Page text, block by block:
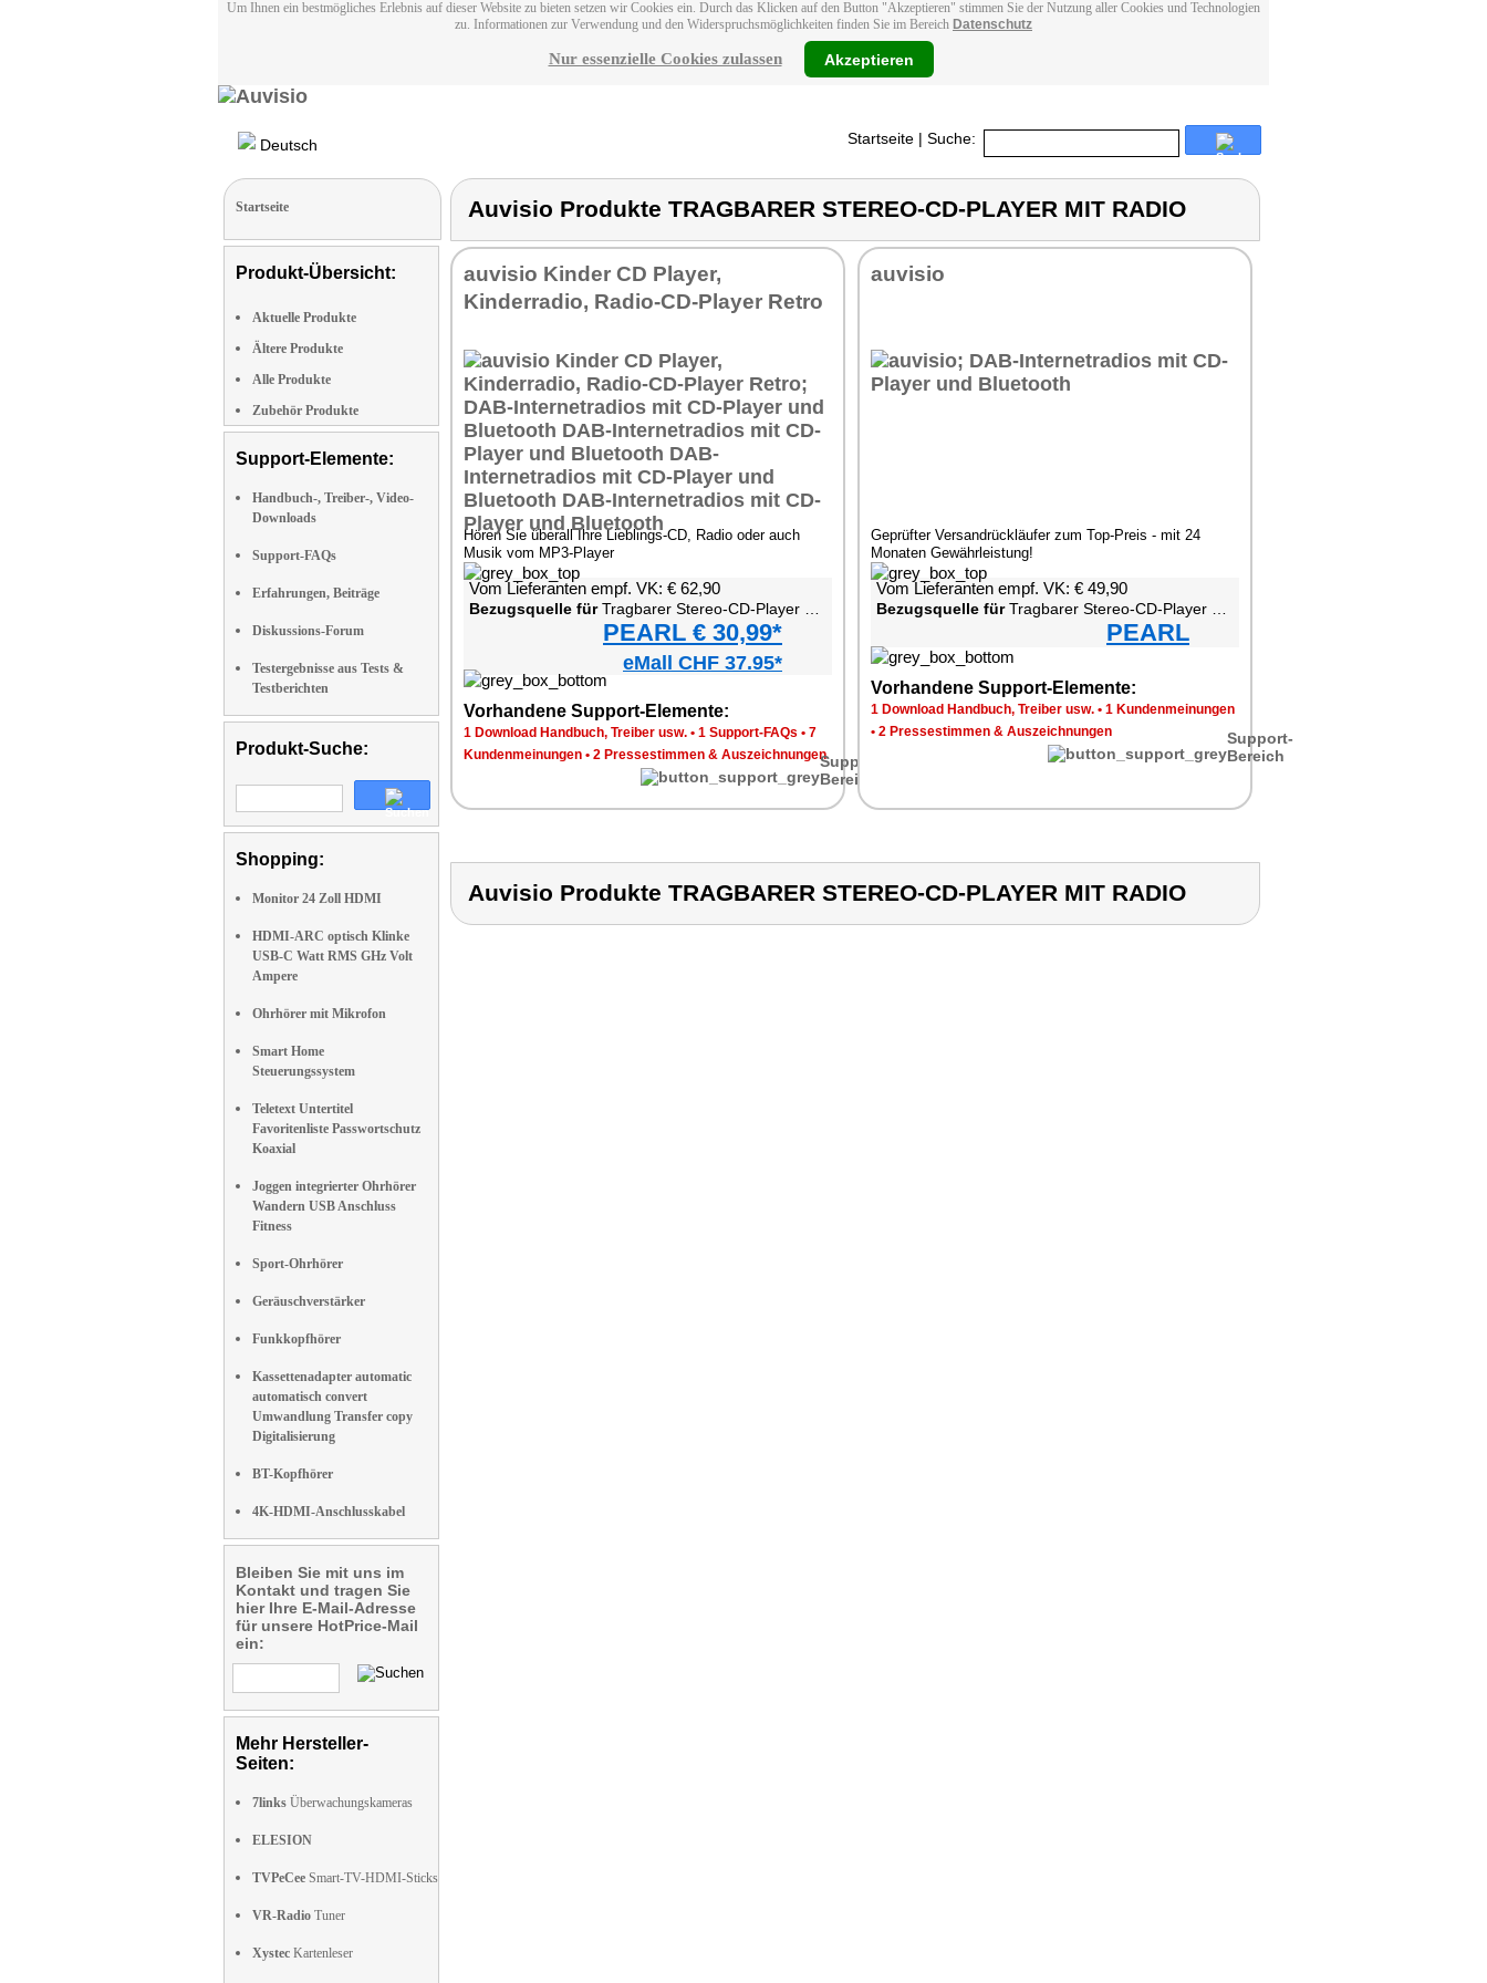
Um Ihnen ein bestmögliches Erlebnis auf dieser Website zu bieten setzen wir Cookies ein. Durch das Klicken auf den Button "Akzeptieren" stimmen Sie der Nutzung aller Cookies und Technologien
zu. Informationen zur Verwendung und den Widerspruchsmöglichkeiten finden Sie im Bereich Datenschutz
Nur essenzielle Cookies zulassen Akzeptieren
Deutsch Startseite | Suche:
Startseite
Produkt-Übersicht:
Aktuelle Produkte
Ältere Produkte
Alle Produkte
Zubehör Produkte
Support-Elemente:
Handbuch-, Treiber-, Video-
Downloads
Support-FAQs
Erfahrungen, Beiträge
Diskussions-Forum
Testergebnisse aus Tests &
Testberichten
Produkt-Suche:
Shopping:
Monitor 24 Zoll HDMI
HDMI-ARC optisch Klinke
USB-C Watt RMS GHz Volt
Ampere
Ohrhörer mit Mikrofon
Smart Home
Steuerungssystem
Teletext Untertitel
Favoritenliste Passwortschutz
Koaxial
Joggen integrierter Ohrhörer
Wandern USB Anschluss
Fitness
Sport-Ohrhörer
Geräuschverstärker
Funkkopfhörer
Kassettenadapter automatic
automatisch convert
Umwandlung Transfer copy
Digitalisierung
BT-Kopfhörer
4K-HDMI-Anschlusskabel
Bleiben Sie mit uns im
Kontakt und tragen Sie
hier Ihre E-Mail-Adresse
für unsere HotPrice-Mail
ein:
Mehr Hersteller-
Seiten:
7links Überwachungskameras
ELESION
TVPeCee Smart-TV-HDMI-Sticks
VR-Radio Tuner
Xystec Kartenleser
Auvisio Produkte TRAGBARER STEREO-CD-PLAYER MIT RADIO
auvisio Kinder CD Player,
Kinderradio, Radio-CD-Player Retro
Hören Sie überall Ihre Lieblings-CD, Radio oder auch
Musik vom MP3-Player
Vom Lieferanten empf. VK: € 62,90
Bezugsquelle fürTragbarer Stereo-CD-Player mit Radio
PEARL € 30,99*
eMall CHF 37.95*
Vorhandene Support-Elemente:
1 Download Handbuch, Treiber usw. • 1 Support-FAQs • 7
Kundenmeinungen • 2 Pressestimmen & AuszeichnungenSupport-
Bereich
auvisio
Geprüfter Versandrückläufer zum Top-Preis - mit 24
Monaten Gewährleistung!
Vom Lieferanten empf. VK: € 49,90
Bezugsquelle fürTragbarer Stereo-CD-Player mit Radio
PEARL
Vorhandene Support-Elemente:
1 Download Handbuch, Treiber usw. • 1 Kundenmeinungen
• 2 Pressestimmen & Auszeichnungen
Support-
Bereich
Auvisio Produkte TRAGBARER STEREO-CD-PLAYER MIT RADIO